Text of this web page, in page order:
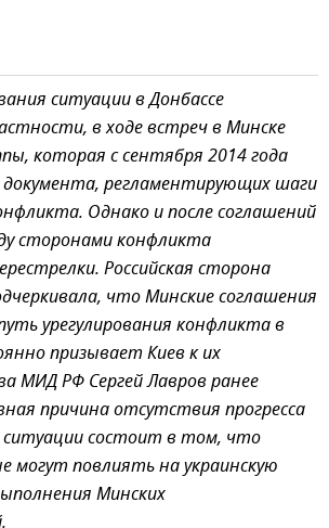
ситуации в Донбассе
в ходе встреч в Минске
которая с сентября 2014 года
регламентирующих шаги
Однако и после соглашений
сторонами конфликта
Российская сторона
что Минские соглашения
урегулирования конфликта в
призывает Киев к их
МИД РФ Сергей Лавров ранее
причина отсутствия прогресса
ситуации состоит в том, что
могут повлиять на украинскую
Минских